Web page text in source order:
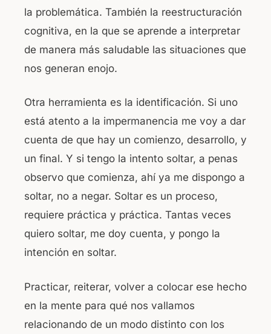
la problemática. También la reestructuración
cognitiva, en la que se aprende a interpretar
de manera más saludable las situaciones que
nos generan enojo.
Otra herramienta es la identificación. Si uno
está atento a la impermanencia me voy a dar
cuenta de que hay un comienzo, desarrollo, y
un final. Y si tengo la intento soltar, a penas
observo que comienza, ahí ya me dispongo a
soltar, no a negar. Soltar es un proceso,
requiere práctica y práctica. Tantas veces
quiero soltar, me doy cuenta, y pongo la
intención en soltar.
Practicar, reiterar, volver a colocar ese hecho
en la mente para qué nos vallamos
relacionando de un modo distinto con los